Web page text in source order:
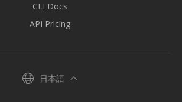
CLI Docs
API Pricing
日本語